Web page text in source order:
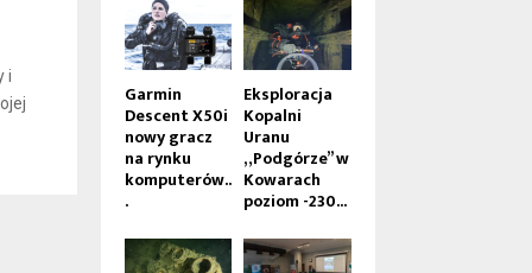
i
Garmin
Descent X50i
nowy gracz
na rynku
komputerów..
.
Eksploracja
Kopalni
Uranu
„Podgórze” w
Kowarach
poziom -230...